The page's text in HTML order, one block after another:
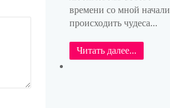
времени со мной начали
происходить чудеса...
Читать далее...